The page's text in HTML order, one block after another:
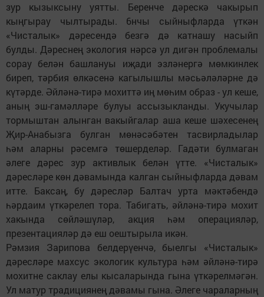
зур кызыксыну уятты. Беренче дәрескә чакырып
кыңгырау чылтырады. 6нчы сыйныфларда үткән
«Чисталык» дәресендә безгә дә катнашу насыйп
булды. Дәреснең экология нәрсә ул дигән проблемалы
сорау белән башлануы иҗади эзләнергә мөмкинлек
биреп, тәрбия өлкәсенә кагылышлы мәсьәләләрне дә
күтәрде. Әйләнә-тирә мохиттә иң мөһим образ - ул кеше,
аның эш-гамәлләре булуы ассызыкланды. Укучылар
тормыштан алынган вакыйгалар аша кеше шәхесенең
Җир-Анабызга булган мөнәсәбәтен тасвирладылар
һәм аларны рәсемгә төшерделәр. Гадәти булмаган
әлеге дәрес зур активлык белән үтте. «Чисталык»
дәресләре көн дәвамында калган сыйныфларда дәвам
итте. Баксаң, бу дәресләр Балтач урта мәктәбендә
һәрдаим үткәрелеп тора. Табигать, әйләнә-тирә мохит
хакында сөйләшүләр, акция һәм операцияләр,
презентацияләр дә еш оештырыла икән.
Рәмзия Зарипова белдерүенчә, быелгы «Чисталык»
дәресләре махсус экологик культура һәм әйләнә-тирә
мохитне саклау елы кысаларында гына үткәрелмәгән.
Ул матур традициянең дәвамы гына. Әлеге чараларның